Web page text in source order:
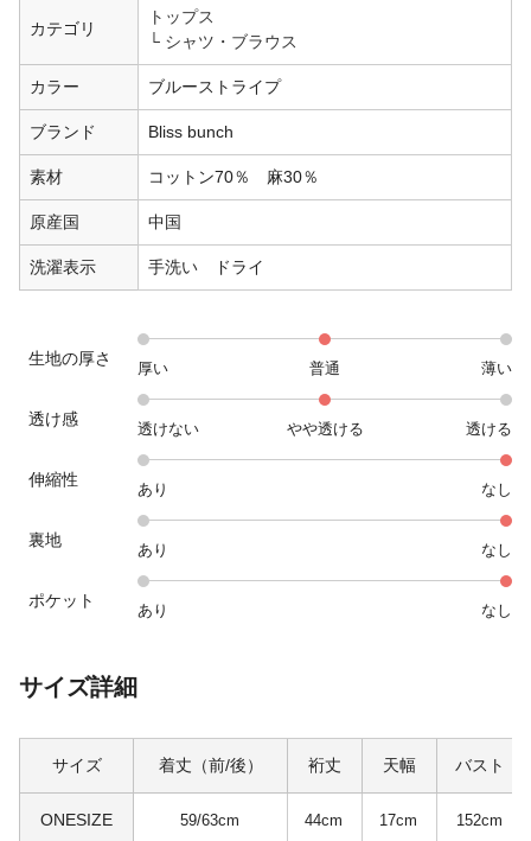
カテゴリ
トップス
シャツ・ブラウス
カラー ブルーストライプ
ブランド Bliss bunch
素材 コットン70％ 麻30％
原産国 中国
洗濯表示 手洗い ドライ
生地の厚さ
厚い 普通 薄い
透け感
透けない やや透ける 透ける
伸縮性
あり なし
裏地
あり なし
ポケット
あり なし
サイズ詳細
サイズ 着丈（前/後） 裄丈 天幅 バスト
ONESIZE 59/63cm 44cm 17cm 152cm